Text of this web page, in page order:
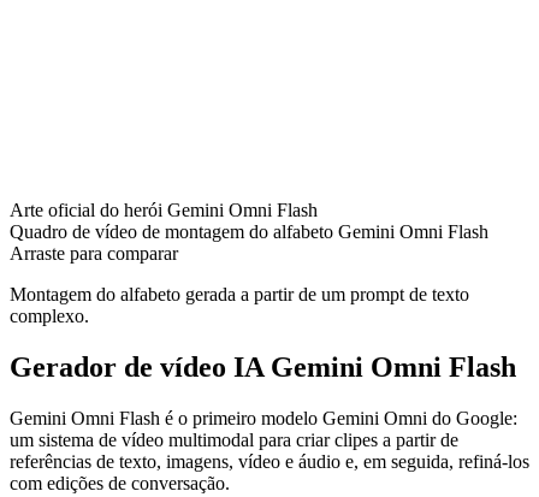
Arte oficial do herói Gemini Omni Flash
Quadro de vídeo de montagem do alfabeto Gemini Omni Flash
Arraste para comparar
Montagem do alfabeto gerada a partir de um prompt de texto
complexo.
Gerador de vídeo IA Gemini Omni Flash
Gemini Omni Flash é o primeiro modelo Gemini Omni do Google:
um sistema de vídeo multimodal para criar clipes a partir de
referências de texto, imagens, vídeo e áudio e, em seguida, refiná-los
com edições de conversação.